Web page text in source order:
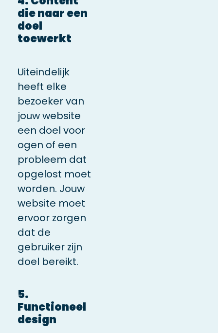
die naar een
doel
toewerkt
Uiteindelijk
heeft elke
bezoeker van
jouw website
een doel voor
ogen of een
probleem dat
opgelost moet
worden. Jouw
website moet
ervoor zorgen
dat de
gebruiker zijn
doel bereikt.
5.
Functioneel
design